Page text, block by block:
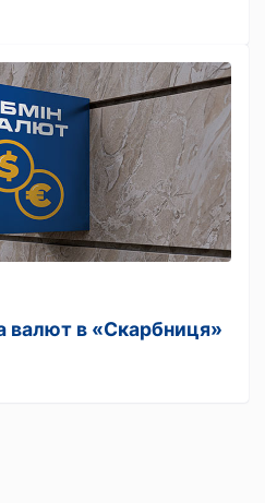
валют в «Скарбниця»